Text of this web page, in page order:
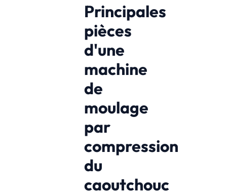
Principales
pièces
d'une
machine
de
moulage
par
compression
du
caoutchouc